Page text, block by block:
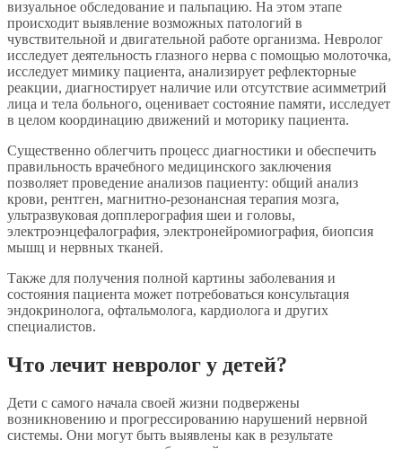
визуальное обследование и пальпацию. На этом этапе
происходит выявление возможных патологий в
чувствительной и двигательной работе организма. Невролог
исследует деятельность глазного нерва с помощью молоточка,
исследует мимику пациента, анализирует рефлекторные
реакции, диагностирует наличие или отсутствие асимметрий
лица и тела больного, оценивает состояние памяти, исследует
в целом координацию движений и моторику пациента.
Существенно облегчить процесс диагностики и обеспечить
правильность врачебного медицинского заключения
позволяет проведение анализов пациенту: общий анализ
крови, рентген, магнитно-резонансная терапия мозга,
ультразвуковая допплерография шеи и головы,
электроэнцефалография, электронейромиография, биопсия
мышц и нервных тканей.
Также для получения полной картины заболевания и
состояния пациента может потребоваться консультация
эндокринолога, офтальмолога, кардиолога и других
специалистов.
Что лечит невролог у детей?
Дети с самого начала своей жизни подвержены
возникновению и прогрессированию нарушений нервной
системы. Они могут быть выявлены как в результате